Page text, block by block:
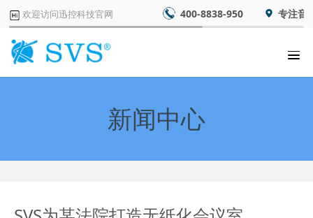
欢迎访问迅控科技官网 400-8838-950 专注音
新闻中心